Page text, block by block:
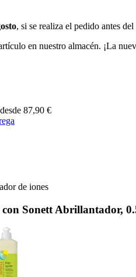
, si se realiza el pedido antes del
en nuestro almacén. ¡La
desde 87,90 €
de iones
Sonett Abrillantador,